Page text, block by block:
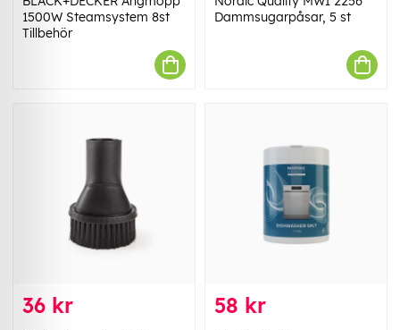
1500W Steamsystem 8st
Tillbehör
Dammsugarpåsar, 5 st
36 kr 58 kr